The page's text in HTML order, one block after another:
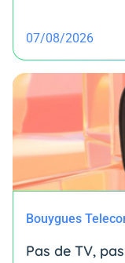
07/08/2026
Bouygues
Pas de TV,